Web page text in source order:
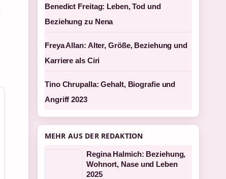
Benedict Freitag: Leben, Tod und
Beziehung zu Nena
Freya Allan: Alter, Größe, Beziehung und
Karriere als Ciri
Tino Chrupalla: Gehalt, Biografie und
Angriff 2023
MEHR AUS DER REDAKTION
Regina Halmich: Beziehung,
Wohnort, Nase und Leben
2025